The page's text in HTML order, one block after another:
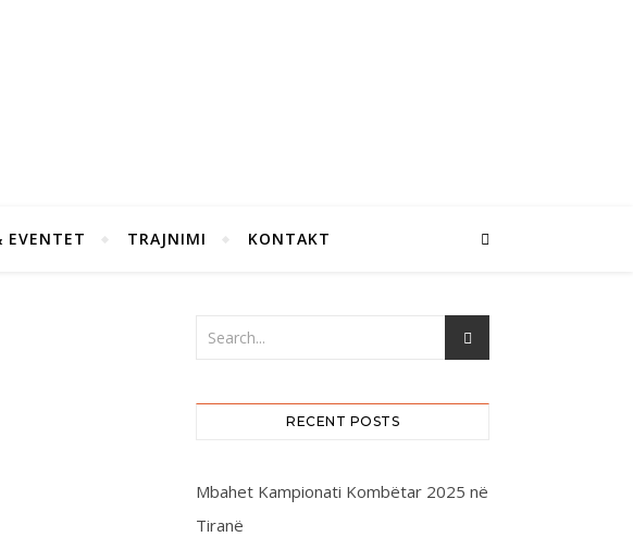
EVENTET TRAJNIMI KONTAKT
RECENT POSTS
Mbahet Kampionati Kombëtar 2025 në
Tiranë